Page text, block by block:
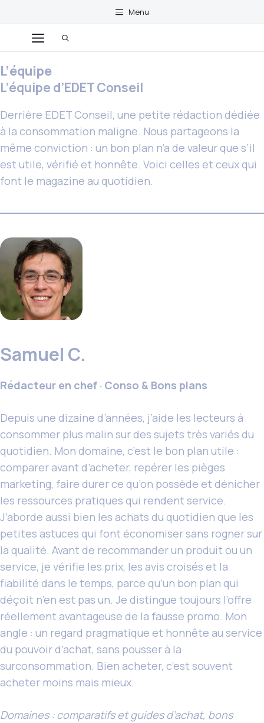
au
contenu
Menu
Menu
L’équipe
L’équipe d’EDET Conseil
Derrière EDET Conseil, une petite rédaction dédiée
à la consommation maligne. Nous partageons la
même conviction : un bon plan n’a de valeur que s’il
est utile, vérifié et honnête. Voici celles et ceux qui
font le magazine au quotidien.
Samuel C.
Rédacteur en chef · Conso & Bons plans
Depuis une dizaine d’années, j’aide les lecteurs à
consommer plus malin sur des sujets très variés du
quotidien. Mon domaine, c’est le bon plan utile :
comparer avant d’acheter, repérer les pièges
marketing, faire durer ce qu’on possède et dénicher
les ressources pratiques qui rendent service.
J’aborde aussi bien les achats du quotidien que les
petites astuces qui font économiser sans rogner sur
la qualité. Avant de recommander un produit ou un
service, je vérifie les prix, les avis croisés et la
fiabilité dans le temps, parce qu’un bon plan qui
déçoit n’en est pas un. Je distingue toujours l’offre
réellement avantageuse de la fausse promo. Mon
angle : un regard pragmatique et honnête au service
du pouvoir d’achat, sans pousser à la
surconsommation. Bien acheter, c’est souvent
acheter moins mais mieux.
Domaines : comparatifs et guides d’achat, bons